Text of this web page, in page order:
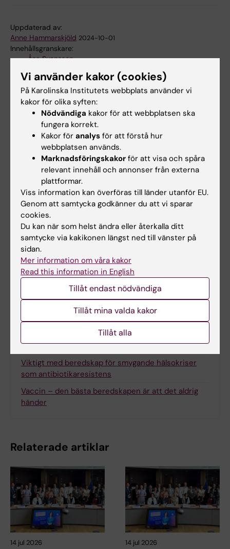
Uppdaterad av:
Anne Hammarskjöld 2024-10-01
Innehållsgranskare:
Åsa Svensson
Dela
Mer om det här ämnet
Mer om Beredskapsveckan
Relaterat
Mer om Centrum för hälsokriser
Prenumererar på centrets nyhetsbrev
Beredskapsveckan är här, men vad är egentligen
Beredskap i intensivvården och behovet av
prioriteringar
Laboratorieberedskap och vikten av att omsätta
erfarenhet till beredskap
Viktigt med beredskap för smygande hälsokriser
som antibiotikaresistens
Vaccin – den bästa beredskapen är att det aldrig
händer
Relaterade artiklar
14 jul 2026 14 jul 2026
Vi använder kakor (cookies)
På Karolinska Institutets webbplats använder vi
kakor för olika syften:
Nödvändiga kakor för att webbplatsen ska
fungera korrekt.
Kakor för analys för att förstå hur
webbplatsen används.
Marknadsföringskakor för att visa och spåra
relevant innehåll och annonser från externa
plattformar.
Viss information kan överföras till länder utanför EU.
Genom att samtycka godkänner du att vi sparar
cookies.
Du kan när som helst ändra eller återkalla ditt
samtycke via kakikonen längst ned till vänster på
sidan.
Mer information om våra kakor
Read this information in English
Tillåt endast nödvändiga
Tillåt mina valda kakor
Tillåt alla